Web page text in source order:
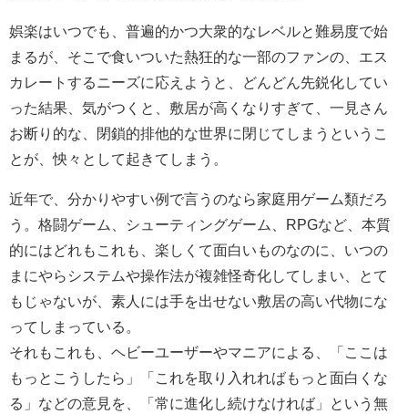
娯楽はいつでも、普遍的かつ大衆的なレベルと難易度で始
まるが、そこで食いついた熱狂的な一部のファンの、エス
カレートするニーズに応えようと、どんどん先鋭化してい
った結果、気がつくと、敷居が高くなりすぎて、一見さん
お断り的な、閉鎖的排他的な世界に閉じてしまうというこ
とが、怏々として起きてしまう。
近年で、分かりやすい例で言うのなら家庭用ゲーム類だろ
う。格闘ゲーム、シューティングゲーム、RPGなど、本質
的にはどれもこれも、楽しくて面白いものなのに、いつの
まにやらシステムや操作法が複雑怪奇化してしまい、とて
もじゃないが、素人には手を出せない敷居の高い代物にな
ってしまっている。
それもこれも、ヘビーユーザーやマニアによる、「ここは
もっとこうしたら」「これを取り入れればもっと面白くな
る」などの意見を、「常に進化し続けなければ」という無